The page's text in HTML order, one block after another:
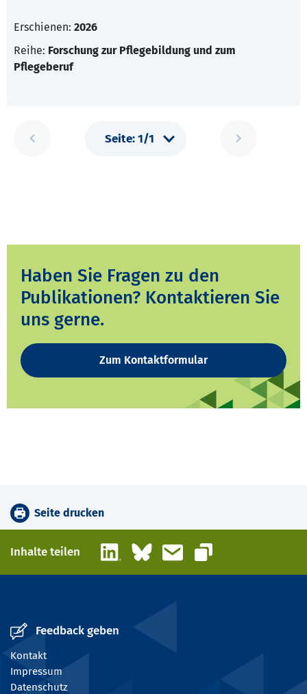
Erschienen: 2026
Reihe: Forschung zur Pflegebildung und zum
Pflegeberuf
Haben Sie Fragen zu den
Publikationen? Kontaktieren Sie
uns gerne.
Zum Kontaktformular
Seite drucken
Inhalte teilen LinkedInBlueskyE-Mail
Link kopieren
Feedback geben
Kontakt
Impressum
Datenschutz